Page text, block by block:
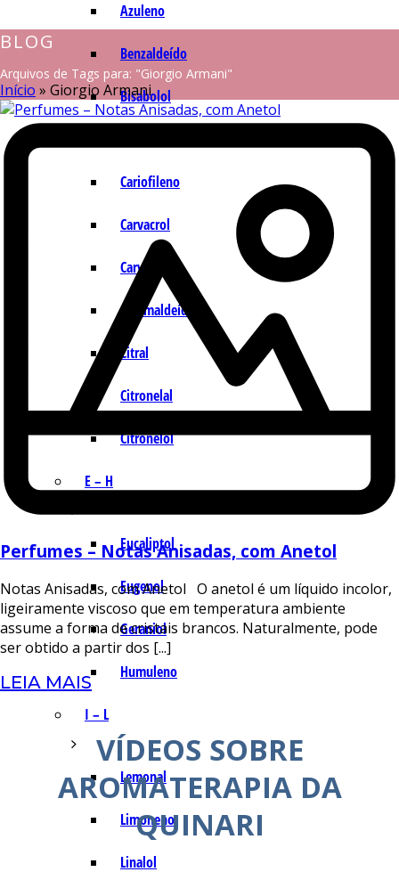
Azuleno
Benzaldeído
Bisabolol
Cariofileno
Carvacrol
Carvona
Cinamaldeído
Citral
Citronelal
Citronelol
E – H
Eucaliptol
Eugenol
Geraniol
Humuleno
I – L
Lemonal
Limoneno
Linalol
BLOG
Arquivos de Tags para: "Giorgio Armani"
Início » Giorgio Armani
Perfumes – Notas Anisadas, com Anetol
Notas Anisadas, com Anetol O anetol é um líquido incolor,
ligeiramente viscoso que em temperatura ambiente
assume a forma de cristais brancos. Naturalmente, pode
ser obtido a partir dos [...]
LEIA MAIS
VÍDEOS SOBRE
AROMATERAPIA DA
QUINARI